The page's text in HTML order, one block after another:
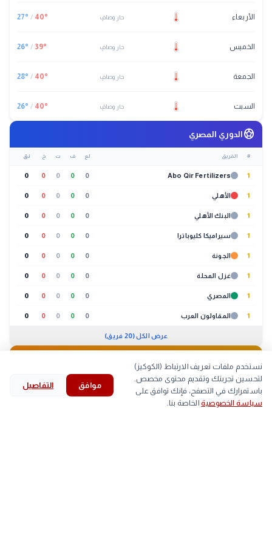
الأربعاء حار وصافٍ 40°
/
27°
الخميس حار وصافٍ 39°
/
26°
الجمعة حار وصافٍ 40°
/
28°
السبت حار وصافٍ 40°
/
26°
sports_soccerالدوري المصري
# الفريق لع ف ت خ نق
1
Abo Qir Fertilizers
0
0
0
0
0
1 الأهلي 0
0
0
0
0
1 البنك الأهلي 0
0
0
0
0
1 سيراميكا كليوباترا 0
0
0
0
0
1 الجونة 0
0
0
0
0
1 غزل المحلة 0
0
0
0
0
1 المصري 0
0
0
0
0
1 المقاولون العرب 0
0
0
0
0
عرض الكل (20 فريق)
🐔
لحوم بيض كتاكيت بط
الصنف
home
الرئيسية
explore
استكشف
history
bookmark
search
نستخدم ملفات تعريف الارتباط (الكوكيز)
لتحسين تجربتك وتقديم محتوى مخصص.
باستمرارك في التصفح، فإنك توافق على
سياسة الخصوصية الخاصة بنا.
موافق التفاصيل